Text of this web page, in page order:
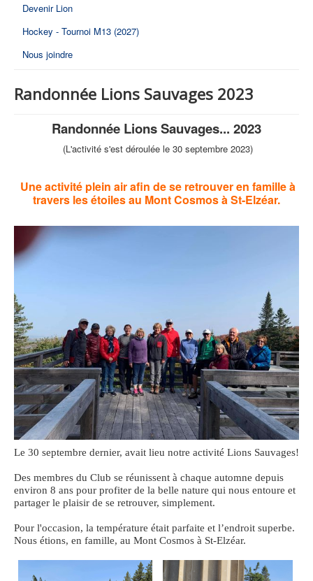
Devenir Lion
Hockey - Tournoi M13 (2027)
Nous joindre
Randonnée Lions Sauvages 2023
Randonnée Lions Sauvages... 2023
(L'activité s'est déroulée le 30 septembre 2023)
Une activité plein air afin de se retrouver en famille à
travers les étoiles au Mont Cosmos à St-Elzéar.
Le 30 septembre dernier, avait lieu notre activité Lions Sauvages!
Des membres du Club se réunissent à chaque automne depuis
environ 8 ans pour profiter de la belle nature qui nous entoure et
partager le plaisir de se retrouver, simplement.
Pour l'occasion, la température était parfaite et l’endroit superbe.
Nous étions, en famille, au Mont Cosmos à St-Elzéar.